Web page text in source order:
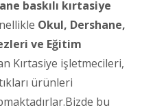
baskılı kırtasiye
Okul, Dershane,
ve Eğitim
Kırtasiye işletmecileri,
ürünleri
bu